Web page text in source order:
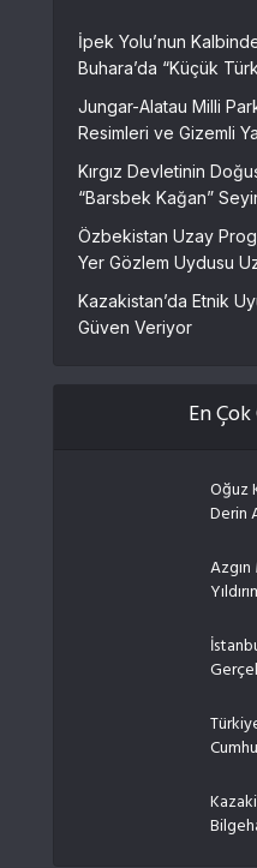
İpek Yolu’nun
Buhara’da “Küçük
Jungar-Alatau Milli
Resimleri ve Gizemli
Kırgız Devletinin
“Barsbek Kağan”
Özbekistan Uzay
Yer Gözlem Uydusu
Kazakistan’da Etnik
Güven Veriyor
En
Oğuz
Derin